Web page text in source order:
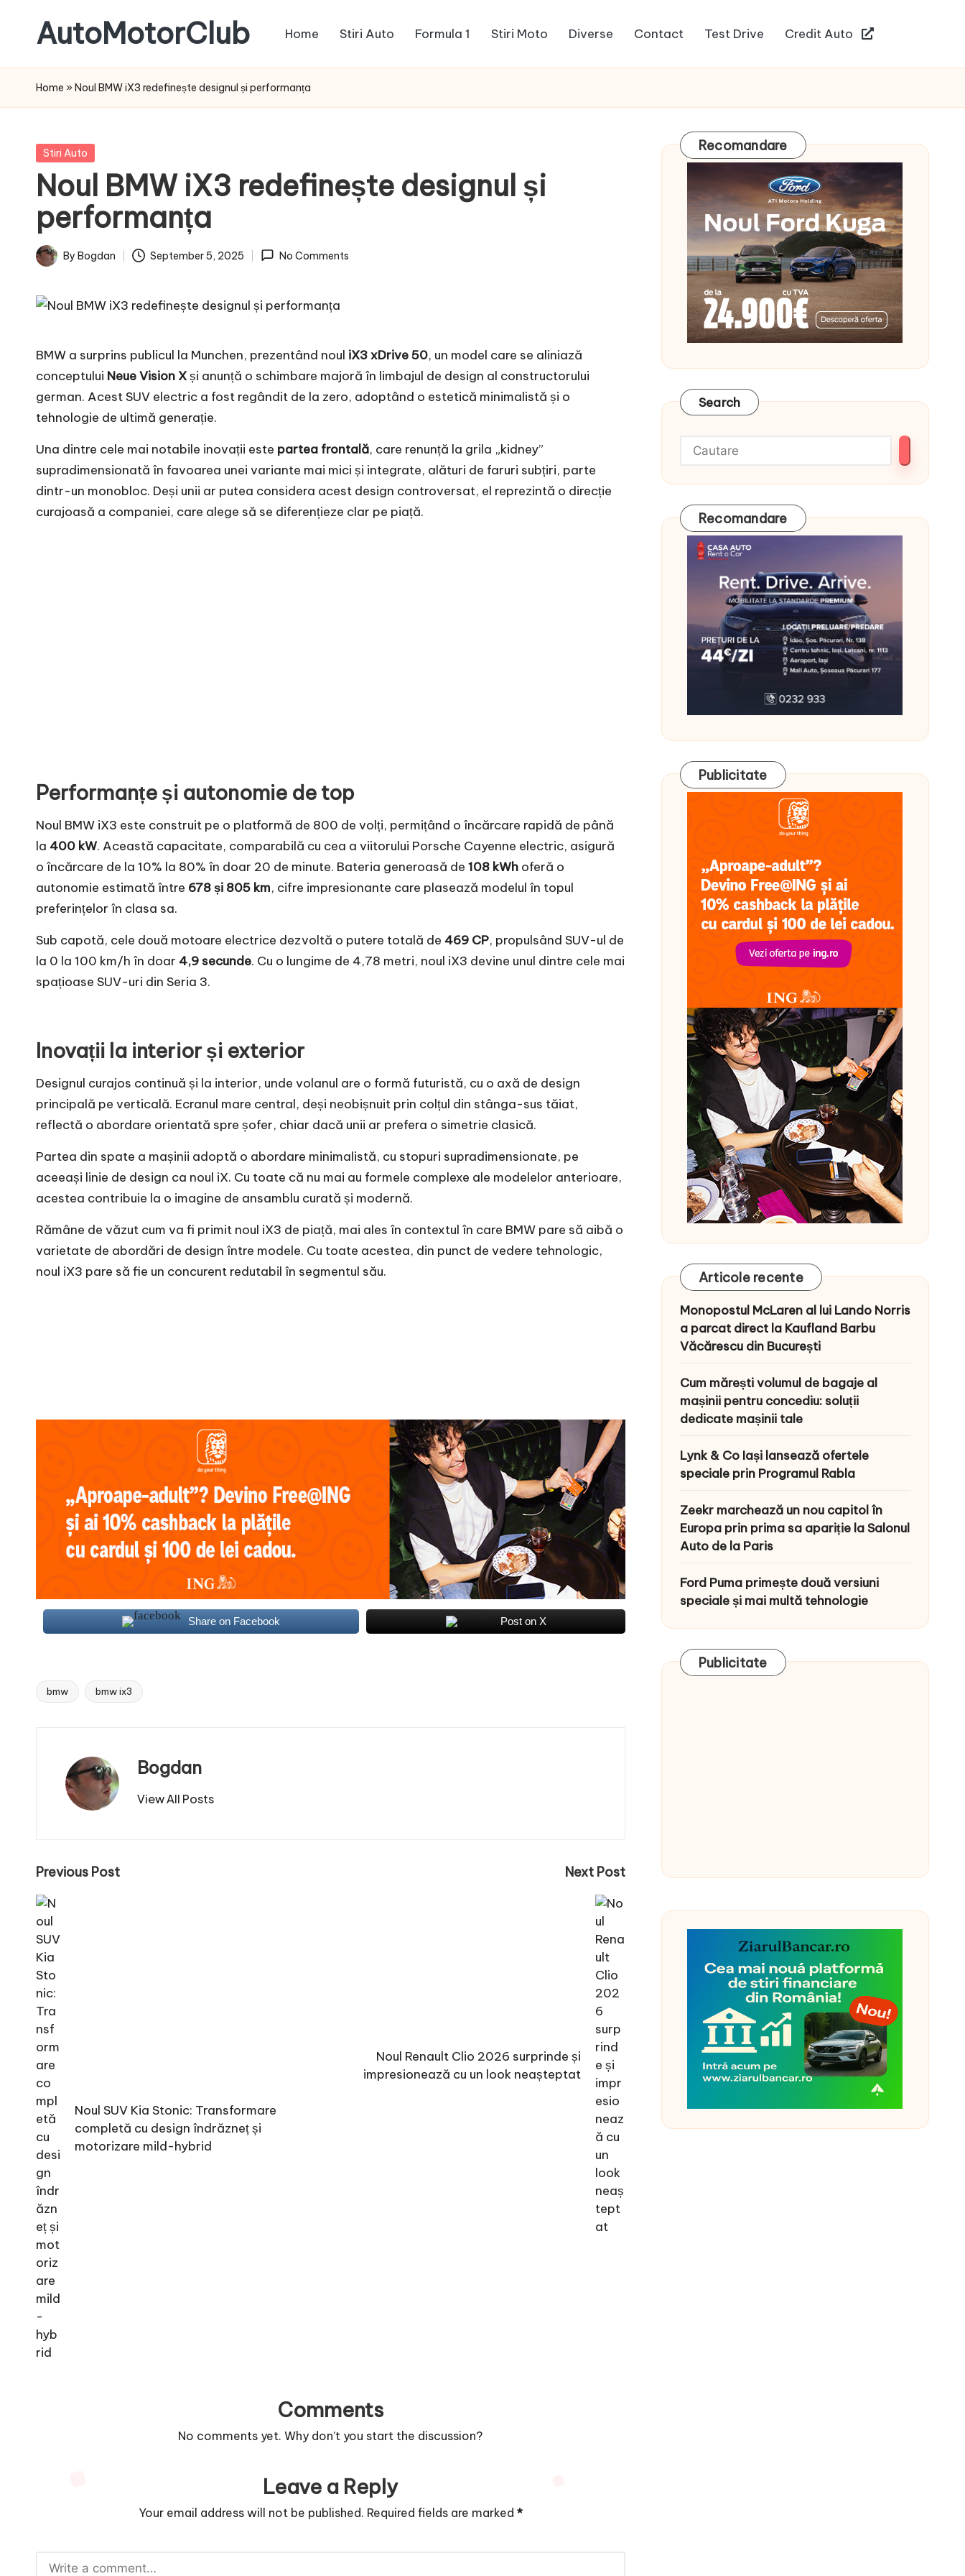
content
AutoMotorClub
despre
masini
pasionatii
de
masini
Home Stiri Auto Formula 1 Stiri Moto Diverse Contact Test Drive Credit Auto
Home » Noul BMW iX3 redefinește designul și performanța
Posted
Stiri Auto
Noul BMW iX3 redefinește designul și
performanța
Posted
By Bogdan September 5, 2025 No Comments
BMW a surprins publicul la Munchen, prezentând noul iX3 xDrive 50, un model care se aliniază
conceptului Neue Vision Xși anunță o schimbare majoră în limbajul de design al constructorului
german. Acest SUV electric a fost regândit de la zero, adoptând o estetică minimalistă și o
tehnologie de ultimă generație.
Una dintre cele mai notabile inovații este partea frontală, care renunță la grila „kidney”
supradimensionată în favoarea unei variante mai mici și integrate, alături de faruri subțiri, parte
dintr-un monobloc. Deși unii ar putea considera acest design controversat, el reprezintă o direcție
curajoasă a companiei, care alege să se diferențieze clar pe piață.
Performanțe și autonomie de top
Noul BMW iX3 este construit pe o platformă de 800 de volți, permițând o încărcare rapidă de până
la 400 kW. Această capacitate, comparabilă cu cea a viitorului Porsche Cayenne electric, asigură
o încărcare de la 10% la 80% în doar 20 de minute. Bateria generoasă de 108 kWh oferă o
autonomie estimată între 678 și 805 km, cifre impresionante care plasează modelul în topul
preferințelor în clasa sa.
Sub capotă, cele două motoare electrice dezvoltă o putere totală de 469 CP, propulsând SUV-ul de
la 0 la 100 km/h în doar 4,9 secunde. Cu o lungime de 4,78 metri, noul iX3 devine unul dintre cele mai
spațioase SUV-uri din Seria 3.
Inovații la interior și exterior
Designul curajos continuă și la interior, unde volanul are o formă futuristă, cu o axă de design
principală pe verticală. Ecranul mare central, deși neobișnuit prin colțul din stânga-sus tăiat,
reflectă o abordare orientată spre șofer, chiar dacă unii ar prefera o simetrie clasică.
Partea din spate a mașinii adoptă o abordare minimalistă, cu stopuri supradimensionate, pe
aceeași linie de design ca noul iX. Cu toate că nu mai au formele complexe ale modelelor anterioare,
acestea contribuie la o imagine de ansamblu curată și modernă.
Rămâne de văzut cum va fi primit noul iX3 de piață, mai ales în contextul în care BMW pare să aibă o
varietate de abordări de design între modele. Cu toate acestea, din punct de vedere tehnologic,
noul iX3 pare să fie un concurent redutabil în segmentul său.
Share on Facebook Post on X
Tags:
bmw bmw ix3
Bogdan
View All Posts
Post
navigation
Previous Post
Noul SUV Kia Stonic: Transformare
completă cu design îndrăzneț și
motorizare mild-hybrid
Next Post
Noul Renault Clio 2026 surprinde și
impresionează cu un look neașteptat
Comments
No comments yet. Why don’t you start the discussion?
Leave a Reply
Your email address will not be published. Required fields are marked *
Recomandare
Search
Recomandare
Publicitate
Articole recente
Monopostul McLaren al lui Lando Norris
a parcat direct la Kaufland Barbu
Văcărescu din București
Cum mărești volumul de bagaje al
mașinii pentru concediu: soluții
dedicate mașinii tale
Lynk & Co Iași lansează ofertele
speciale prin Programul Rabla
Zeekr marchează un nou capitol în
Europa prin prima sa apariție la Salonul
Auto de la Paris
Ford Puma primește două versiuni
speciale și mai multă tehnologie
Publicitate